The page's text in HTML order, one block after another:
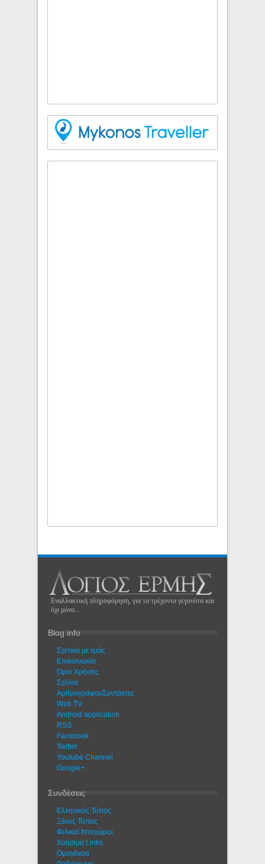
Εναλλακτική πληροφόρηση, για τα τρέχοντα γεγονότα και
όχι μόνο...
Blog info
Σχετικά με εμάς
Eπικοινωνία
Όροι Χρήσης
Σχόλια
Αρθρογράφοι/Συντάκτες
Web TV
Android application
RSS
Facebook
Twitter
Youtube Channel
Google+
Συνδέσεις
Ελληνικός Τύπος
Ξένος Τύπος
Φιλικοί Ιστοχώροι
Χρήσιμα Links
Ομογένεια